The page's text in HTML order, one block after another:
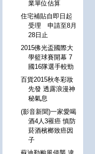
業單位估算
住宅補貼自即日起
受理 申請至8月
28日止
2015佛光盃國際大
學籃球賽開幕 7
國16隊選手較勁
百貨2015秋冬彩妝
先發 透露浪漫神
秘氣息
(影音新聞)一家愛喝
酒4人3罹癌 慎防
菸酒檳榔致癌因
子